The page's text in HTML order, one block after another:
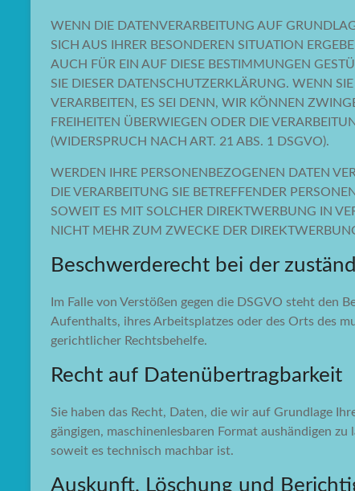
WENN DIE DATENVERARBEITUNG AUF
SICH AUS IHRER BESONDEREN SITUATION
AUCH FÜR EIN AUF DIESE BESTIMMUNGEN
SIE DIESER DATENSCHUTZERKLÄRUNG. WENN
VERARBEITEN, ES SEI DENN, WIR KÖNNEN
FREIHEITEN ÜBERWIEGEN ODER DIE
(WIDERSPRUCH NACH ART. 21 ABS. 1 DSGVO).
WERDEN IHRE PERSONENBEZOGENEN DATEN
DIE VERARBEITUNG SIE BETREFFENDER
SOWEIT ES MIT SOLCHER DIREKTWERBUNG IN
NICHT MEHR ZUM ZWECKE DER
Beschwerde­recht bei der
Im Falle von Verstößen gegen die DSGVO steht
Aufenthalts, ihres Arbeitsplatzes oder des Orts des
gerichtlicher Rechtsbehelfe.
Recht auf Daten­übertrag­barkeit
Sie haben das Recht, Daten, die wir auf Grundlage
gängigen, maschinenlesbaren Format aushändigen
soweit es technisch machbar ist.
Auskunft, Löschung und